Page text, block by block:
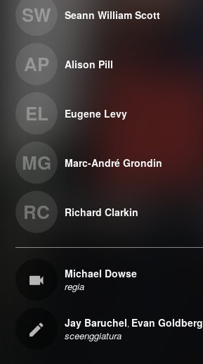
SW Seann William Scott
AP Alison Pill
EL Eugene Levy
MG Marc-André Grondin
RC Richard Clarkin
Michael Dowse
regia
Jay Baruchel, Evan Goldberg
sceenggiatura